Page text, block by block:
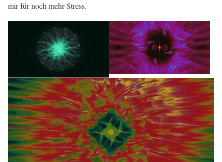
mir für noch mehr Stress.